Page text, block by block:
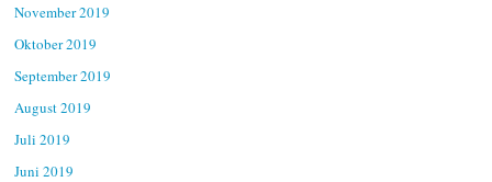
November 2019
Oktober 2019
September 2019
August 2019
Juli 2019
Juni 2019